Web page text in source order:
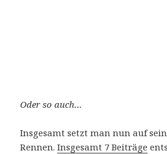
Oder so auch…
Insgesamt setzt man nun auf
Rennen.Insgesamt 7 Beiträge